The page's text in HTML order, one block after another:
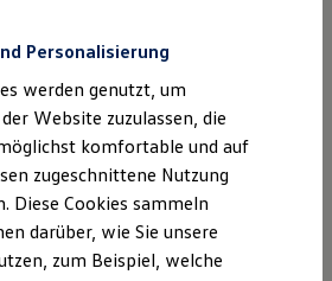
für Gebrauchtwagen
& Garantien
für Nutzfahrzeuge
Ihrer personenbezogenen
Verantwortlichen im
Grundverordnung
werden:
Wolfsburg, eingetragen im
Amtsgerichts Braunschweig unter
Personalisierung
werden genutzt, um
Website zuzulassen, die
komfortable und auf
zugeschnittene Nutzung
Diese Cookies sammeln
darüber, wie Sie unsere
zum Beispiel, welche